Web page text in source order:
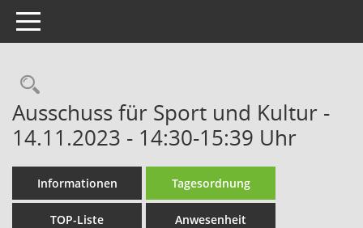
Toggle navigation
Rechercheauswahl
Ausschuss für Sport und Kultur -
14.11.2023 - 14:30-15:39 Uhr
Informationen Tagesordnung
TOP-Liste Anwesenheit